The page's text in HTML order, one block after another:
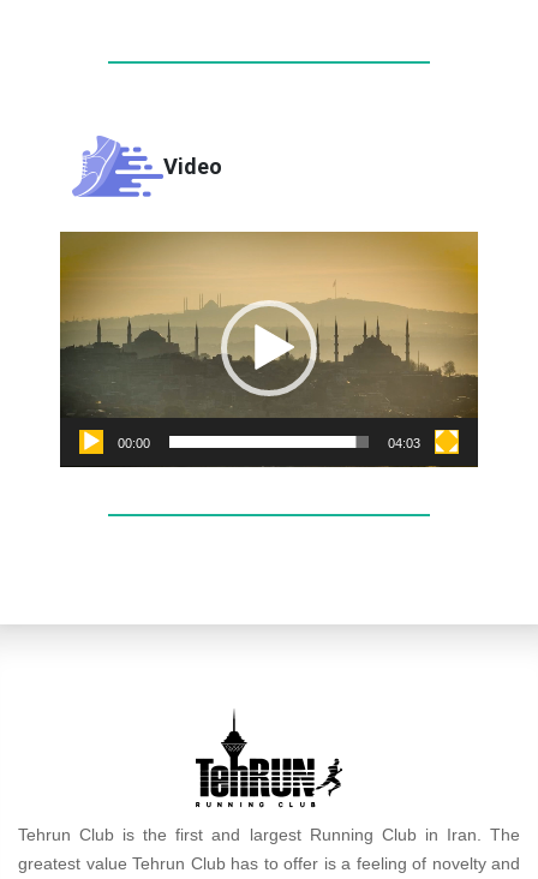
Video
00:00 04:03
Tehrun Club is the first and largest Running Club in Iran. The
greatest value Tehrun Club has to offer is a feeling of novelty and